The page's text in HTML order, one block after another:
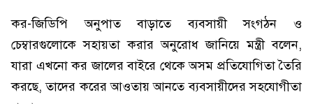
কর-জিডিপি অনুপাত বাড়াতে ব্যবসায়ী সংগঠন ও
চেম্বারগুলোকে সহায়তা করার অনুরোধ জানিয়ে মন্ত্রী বলেন,
যারা এখনো কর জালের বাইরে থেকে অসম প্রতিযোগিতা তৈরি
করছে, তাদের করের আওতায় আনতে ব্যবসায়ীদের সহযোগীতা